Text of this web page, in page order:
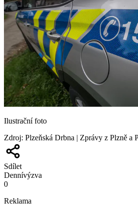
Ilustrační foto
Zdroj: Plzeňská Drbna | Zprávy z Plzně a
Sdílet
Dennívýzva
0
Reklama